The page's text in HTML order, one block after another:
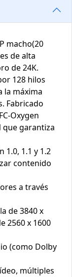
macho(20
de alta
de 24K.
128 hilos
la máxima
Fabricado
Oxygen
que garantiza
1.0, 1.1 y 1.2
contenido
a través
de 3840 x
2560 x 1600
(como Dolby
múltiples